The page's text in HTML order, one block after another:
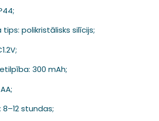
tips: polikristālisks silīcijs;
300 mAh;
AA;
8–12 stundas;